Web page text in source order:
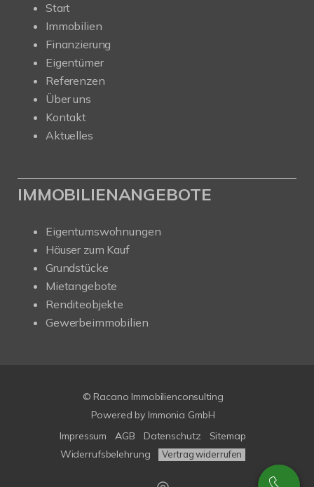
Start
Immobilien
Finanzierung
Eigentümer
Referenzen
Über uns
Kontakt
Aktuelles
IMMOBILIENANGEBOTE
Eigentumswohnungen
Häuser zum Kauf
Grundstücke
Mietangebote
Renditeobjekte
Gewerbeimmobilien
© Racano Immobilienconsulting
Powered by Immonia GmbH
Impressum
AGB Datenschutz
Sitemap
Widerrufsbelehrung
Vertrag widerrufen